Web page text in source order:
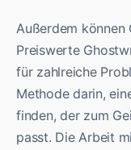
Außerdem können
Preiswerte
für zahlreiche
Methode darin,
finden, der zum
passt. Die Arbeit